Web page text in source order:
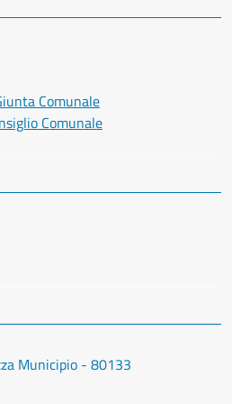
Comunale
Comunale
Municipio - 80133